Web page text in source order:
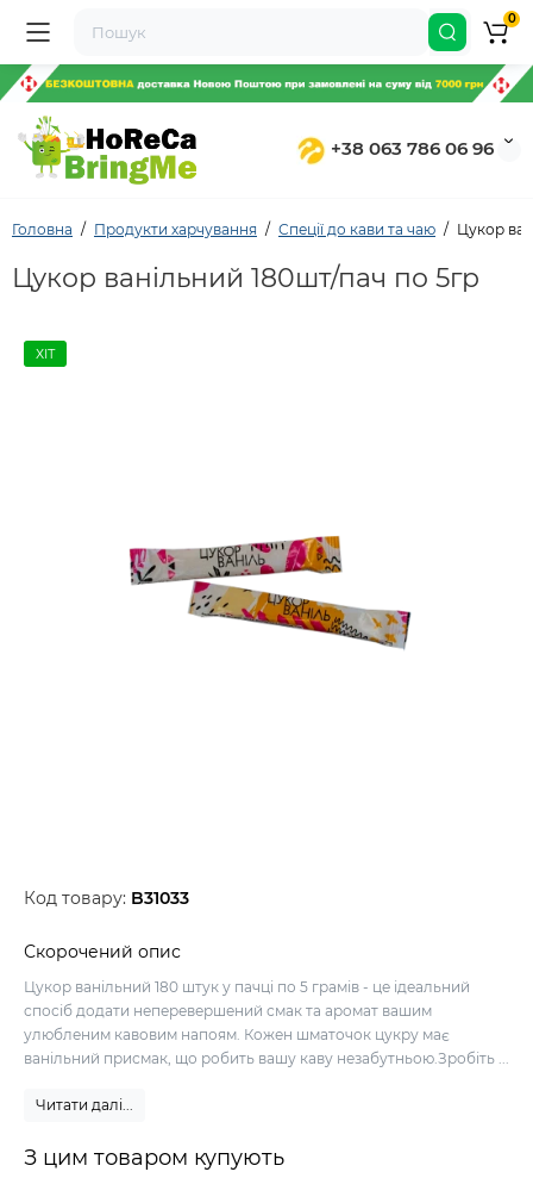
+38 063 786 06 96
0
Головна Продукти харчування Спеції до кави та чаю Цукор
Цукор ванільний 180шт/пач по 5гр
ХІТ
Код товару: B31033
Скорочений опис
Цукор ванільний 180 штук у пачці по 5 грамів - це ідеальний
спосіб додати неперевершений смак та аромат вашим
улюбленим кавовим напоям. Кожен шматочок цукру має
ванільний присмак, що робить вашу каву незабутньою.Зробіть ...
Читати далі...
З цим товаром купують